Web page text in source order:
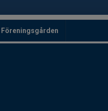
Föreningsgården